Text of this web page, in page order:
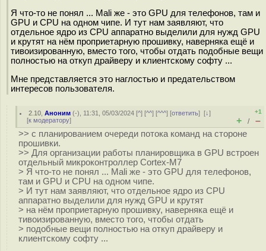
Я что-то не понял ... Mali же - это GPU для телефонов, там и
GPU и CPU на одном чипе. И тут нам заявляют, что
отдельное ядро из CPU аппаратно выделили для нужд GPU
и крутят на нём проприетарную прошивку, наверняка ещё и
тивоизированную, вместо того, чтобы отдать подобные вещи
полностью на откуп драйверу и клиентскому софту ...
Мне представляется это наглостью и предательством
интересов пользователя.
2.10 ,Аноним (-), 11:31, 05/03/2024 [^] [^^] [^^^] [ответить][↓]
[к модератору]
+1
+ / –
>> с планированием очереди потока команд на стороне
прошивки.
>> Для организации работы планировщика в GPU встроен
отдельный микроконтроллер Cortex-M7
> Я что-то не понял ... Mali же - это GPU для телефонов,
там и GPU и CPU на одном чипе.
> И тут нам заявляют, что отдельное ядро из CPU
аппаратно выделили для нужд GPU и крутят
> на нём проприетарную прошивку, наверняка ещё и
тивоизированную, вместо того, чтобы отдать
> подобные вещи полностью на откуп драйверу и
клиентскому софту ...